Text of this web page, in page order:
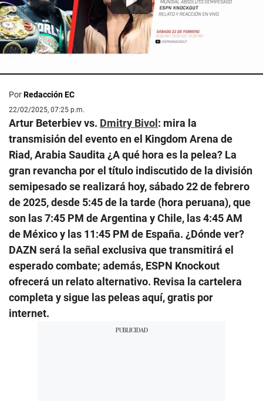
PorRedacción EC
22/02/2025, 07:25 p.m.
Artur Beterbiev vs. Dmitry Bivol : mira la
transmisión del evento en el Kingdom Arena de
Riad, Arabia Saudita ¿A qué hora es la pelea? La
gran revancha por el título indiscutido de la división
semipesado se realizará hoy, sábado 22 de febrero
de 2025, desde 5:45 de la tarde (hora peruana), que
son las 7:45 PM de Argentina y Chile, las 4:45 AM
de México y las 11:45 PM de España. ¿Dónde ver?
DAZN será la señal exclusiva que transmitirá el
esperado combate; además, ESPN Knockout
ofrecerá un relato alternativo. Revisa la cartelera
completa y sigue las peleas aquí, gratis por
internet.